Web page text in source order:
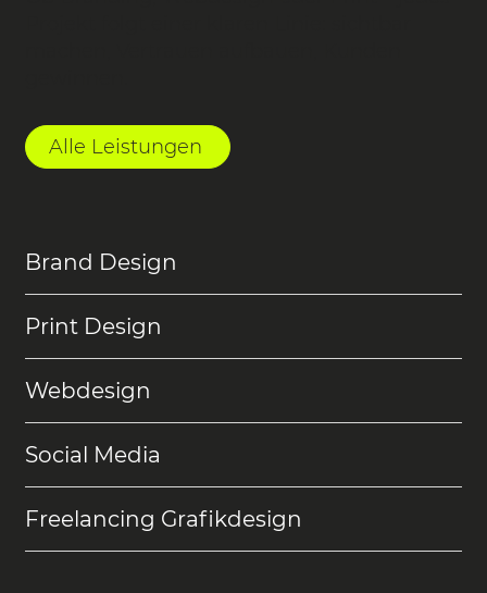
Alle Leistungen
Brand Design
Print Design
Webdesign
Social Media
Freelancing Grafikdesign